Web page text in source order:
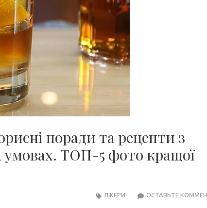
поради та рецепти з
умовах. ТОП-5 фото кращої
ОСТАВЬТЕ
ЛІКЕРИ